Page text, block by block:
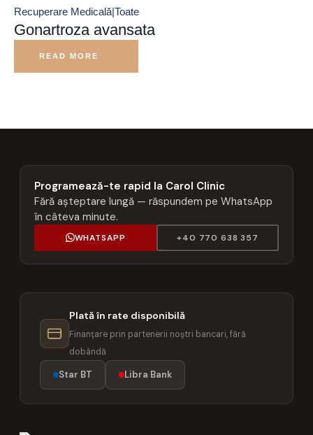
Recuperare Medicală|Toate
Gonartroza avansata
READ MORE
Programează-te rapid la Carol Clinic
Fără așteptare lungă — răspundem pe WhatsApp
în câteva minute.
WHATSAPP +40 770 638 357
Plată în rate disponibilă
Finanțare prin partenerii noștri bancari, fără
dobândă
Star BT Libra Bank